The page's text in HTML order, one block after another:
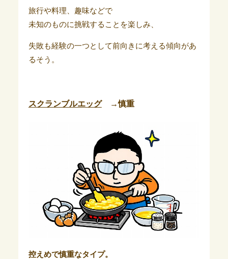
旅行や料理、趣味などで
未知のものに挑戦することを楽しみ、
失敗も経験の一つとして前向きに考える傾向があ
るそう。
スクランブルエッグ→慎重
控えめで慎重なタイプ。